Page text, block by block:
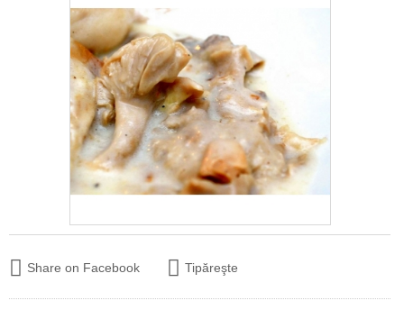
Share on Facebook Tipăreşte